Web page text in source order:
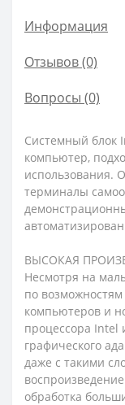
Информация
Отзывов (0)
Вопросы (0)
Системный блок
компьютер,
использования.
терминалы
ВЫСОКАЯ
Несмотря на
по
компьютеров и
процессора Intel
графического
даже с такими
обработка